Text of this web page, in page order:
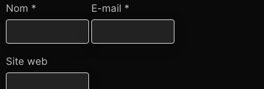
Nom * E-mail *
Site web